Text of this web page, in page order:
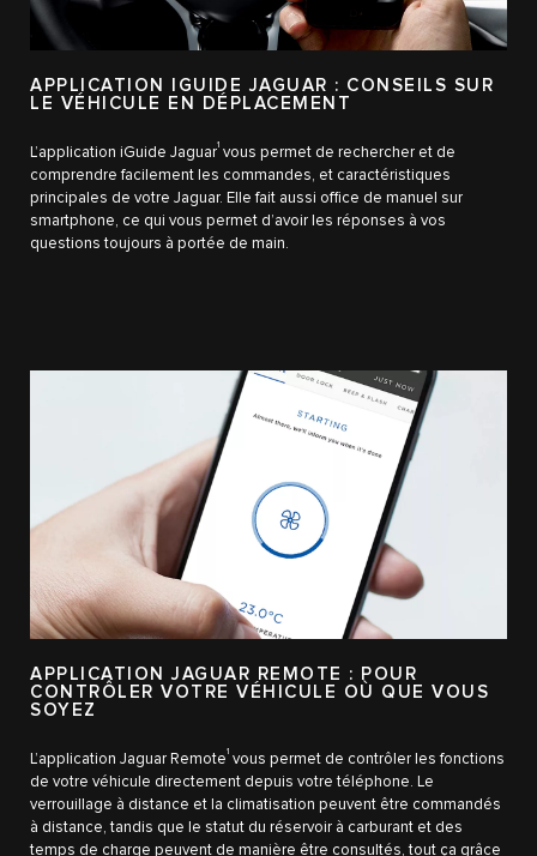
APPLICATION IGUIDE JAGUAR : CONSEILS SUR
LE VÉHICULE EN DÉPLACEMENT
L’application iGuide Jaguar1 vous permet de rechercher et de
comprendre facilement les commandes, et caractéristiques
principales de votre Jaguar. Elle fait aussi office de manuel sur
smartphone, ce qui vous permet d’avoir les réponses à vos
questions toujours à portée de main.
APPLICATION JAGUAR REMOTE : POUR
CONTRÔLER VOTRE VÉHICULE OÙ QUE VOUS
SOYEZ
L’application Jaguar Remote1 vous permet de contrôler les fonctions
de votre véhicule directement depuis votre téléphone. Le
verrouillage à distance et la climatisation peuvent être commandés
à distance, tandis que le statut du réservoir à carburant et des
temps de charge peuvent de manière être consultés, tout ça grâce